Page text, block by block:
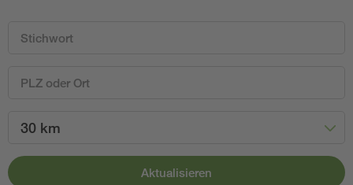
30 km
Aktualisieren